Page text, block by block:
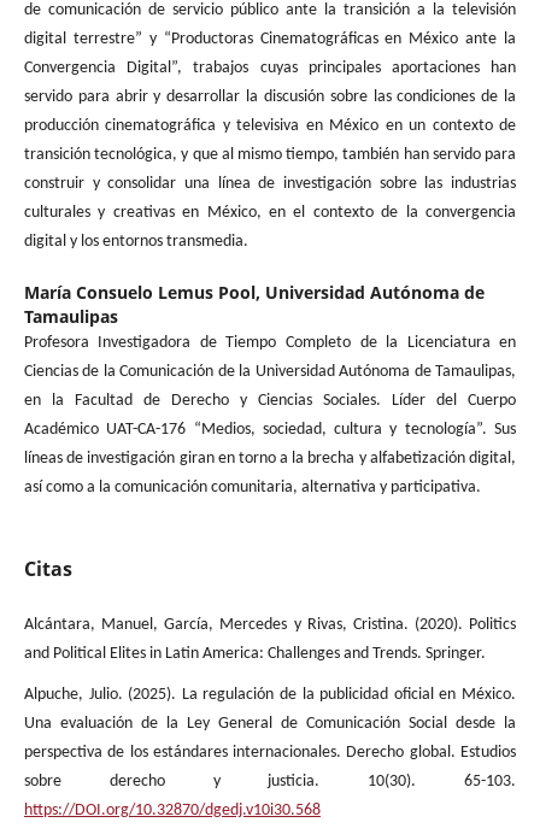
de comunicación de servicio público ante la transición a la televisión
digital terrestre” y “Productoras Cinematográficas en México ante la
Convergencia Digital”, trabajos cuyas principales aportaciones han
servido para abrir y desarrollar la discusión sobre las condiciones de la
producción cinematográfica y televisiva en México en un contexto de
transición tecnológica, y que al mismo tiempo, también han servido para
construir y consolidar una línea de investigación sobre las industrias
culturales y creativas en México, en el contexto de la convergencia
digital y los entornos transmedia.
María Consuelo Lemus Pool, Universidad Autónoma de
Tamaulipas
Profesora Investigadora de Tiempo Completo de la Licenciatura en
Ciencias de la Comunicación de la Universidad Autónoma de Tamaulipas,
en la Facultad de Derecho y Ciencias Sociales. Líder del Cuerpo
Académico UAT-CA-176 “Medios, sociedad, cultura y tecnología”. Sus
líneas de investigación giran en torno a la brecha y alfabetización digital,
así como a la comunicación comunitaria, alternativa y participativa.
Citas
Alcántara, Manuel, García, Mercedes y Rivas, Cristina. (2020). Politics
and Political Elites in Latin America: Challenges and Trends. Springer.
Alpuche, Julio. (2025). La regulación de la publicidad oficial en México.
Una evaluación de la Ley General de Comunicación Social desde la
perspectiva de los estándares internacionales. Derecho global. Estudios
sobre derecho y justicia. 10(30). 65-103.
https://DOI.org/10.32870/dgedj.v10i30.568